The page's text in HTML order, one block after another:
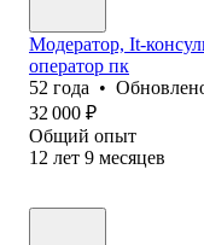
Модератор, It-
оператор пк
52 года •
32 000 ₽
Общий опыт
12 лет 9 месяцев